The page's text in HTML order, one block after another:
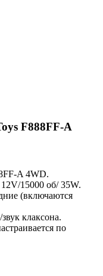
F888FF-A
A 4WD.
15000 об/ 35W.
(включаются
клаксона.
по